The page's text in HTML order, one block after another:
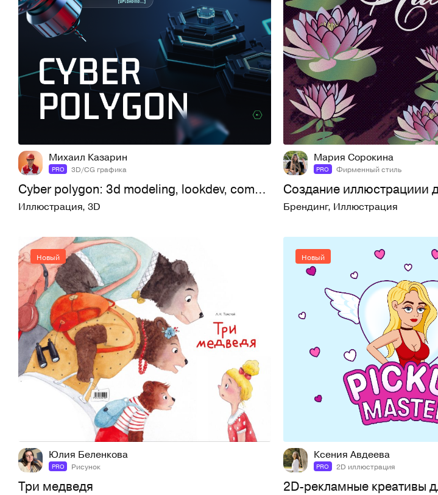
8
Михаил Казарин
PRO 3D/CG графика
Cyber polygon: 3d modeling, lookdev, compositing
Иллюстрация, 3D
Мария Сорокина
PRO Фирменный стиль
Брендинг, Иллюстрация
Новый
50
Юлия Беленкова
PRO Рисунок
Три медведя
Новый
Ксения Авдеева
PRO 2D иллюстрация